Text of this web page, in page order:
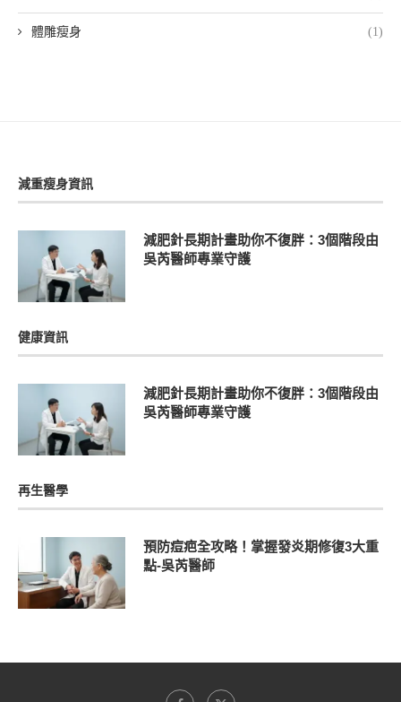
體雕瘦身 (1)
減重瘦身資訊
減肥針長期計畫助你不復胖：3個階段由
吳芮醫師專業守護
健康資訊
減肥針長期計畫助你不復胖：3個階段由
吳芮醫師專業守護
再生醫學
預防痘疤全攻略！掌握發炎期修復3大重
點-吳芮醫師